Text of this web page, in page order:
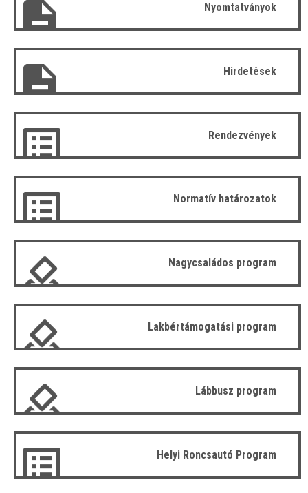
Nyomtatványok
Hirdetések
Rendezvények
Normatív határozatok
Nagycsaládos program
Lakbértámogatási program
Lábbusz program
Helyi Roncsautó Program